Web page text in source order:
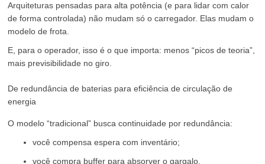
Arquiteturas pensadas para alta potência (e para lidar com calor
de forma controlada) não mudam só o carregador. Elas mudam o
modelo de frota.
E, para o operador, isso é o que importa: menos “picos de teoria”,
mais previsibilidade no giro.
De redundância de baterias para eficiência de circulação de
energia
O modelo “tradicional” busca continuidade por redundância:
você compensa espera com inventário;
você compra buffer para absorver o gargalo.